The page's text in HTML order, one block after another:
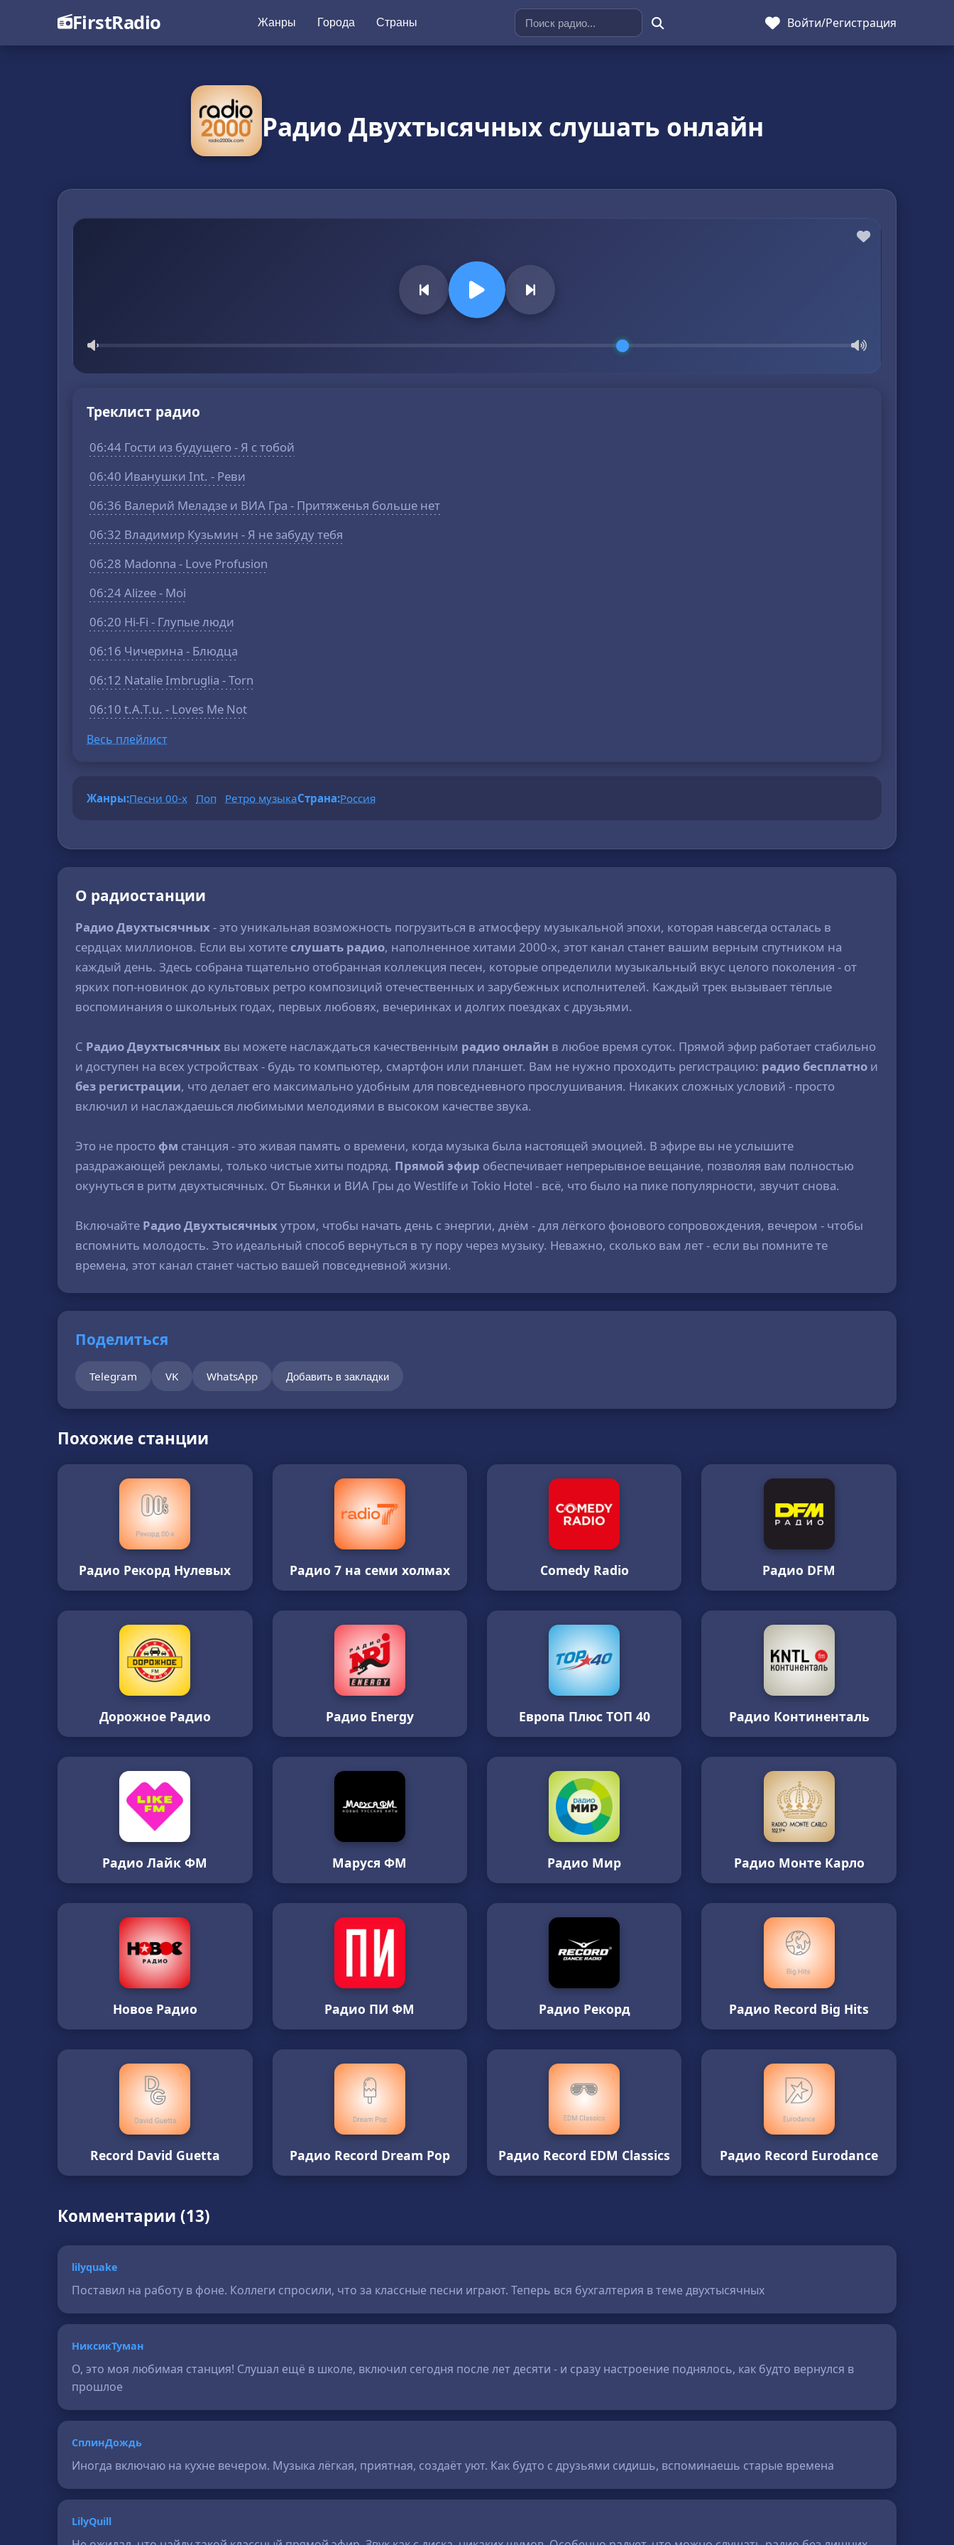
FirstRadio Жанры Города Страны Войти/Регистрация
Радио Двухтысячных слушать онлайн
Треклист радио
06:44 Гости из будущего - Я с тобой
06:40 Иванушки Int. - Реви
06:36 Валерий Меладзе и ВИА Гра - Притяженья больше нет
06:32 Владимир Кузьмин - Я не забуду тебя
06:28 Madonna - Love Profusion
06:24 Alizee - Moi
06:20 Hi-Fi - Глупые люди
06:16 Чичерина - Блюдца
06:12 Natalie Imbruglia - Torn
06:10 t.A.T.u. - Loves Me Not
Весь плейлист
Жанры:Песни 00-х Поп Ретро музыкаСтрана:Россия
О радиостанции
Радио Двухтысячных- это уникальная возможность погрузиться в атмосферу музыкальной эпохи, которая навсегда осталась в
сердцах миллионов. Если вы хотите слушать радио, наполненное хитами 2000-х, этот канал станет вашим верным спутником на
каждый день. Здесь собрана тщательно отобранная коллекция песен, которые определили музыкальный вкус целого поколения - от
ярких поп-новинок до культовых ретро композиций отечественных и зарубежных исполнителей. Каждый трек вызывает тёплые
воспоминания о школьных годах, первых любовях, вечеринках и долгих поездках с друзьями.
С Радио Двухтысячных вы можете наслаждаться качественным радио онлайн в любое время суток. Прямой эфир работает стабильно
и доступен на всех устройствах - будь то компьютер, смартфон или планшет. Вам не нужно проходить регистрацию: радио бесплатно и
без регистрации, что делает его максимально удобным для повседневного прослушивания. Никаких сложных условий - просто
включил и наслаждаешься любимыми мелодиями в высоком качестве звука.
Это не просто фм станция - это живая память о времени, когда музыка была настоящей эмоцией. В эфире вы не услышите
раздражающей рекламы, только чистые хиты подряд. Прямой эфир обеспечивает непрерывное вещание, позволяя вам полностью
окунуться в ритм двухтысячных. От Бьянки и ВИА Гры до Westlife и Tokio Hotel - всё, что было на пике популярности, звучит снова.
Включайте Радио Двухтысячныхутром, чтобы начать день с энергии, днём - для лёгкого фонового сопровождения, вечером - чтобы
вспомнить молодость. Это идеальный способ вернуться в ту пору через музыку. Неважно, сколько вам лет - если вы помните те
времена, этот канал станет частью вашей повседневной жизни.
Поделиться
Telegram VK WhatsApp Добавить в закладки
Похожие станции
Радио Рекорд Нулевых Радио 7 на семи холмах Comedy Radio Радио DFM
Дорожное Радио Радио Energy Европа Плюс ТОП 40 Радио Континенталь
Радио Лайк ФМ Маруся ФМ Радио Мир Радио Монте Карло
Новое Радио Радио ПИ ФМ Радио Рекорд Радио Record Big Hits
Record David Guetta Радио Record Dream Pop Радио Record EDM Classics Радио Record Eurodance
Комментарии (13)
lilyquake
Поставил на работу в фоне. Коллеги спросили, что за классные песни играют. Теперь вся бухгалтерия в теме двухтысячных
НиксикТуман
О, это моя любимая станция! Слушал ещё в школе, включил сегодня после лет десяти - и сразу настроение поднялось, как будто вернулся в
прошлое
СплинДождь
Иногда включаю на кухне вечером. Музыка лёгкая, приятная, создаёт уют. Как будто с друзьями сидишь, вспоминаешь старые времена
LilyQuill